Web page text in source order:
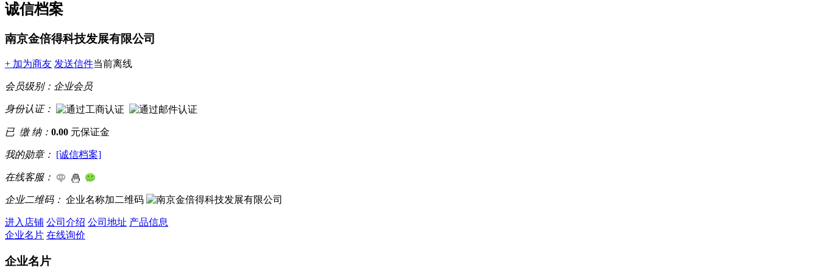
诚信档案
南京金倍得科技发展有限公司
+ 加为商友 发送信件当前离线
会员级别： 企业会员
身份认证：
已 缴 纳： 0.00 元保证金
我的勋章： [诚信档案]
在线客服：
企业二维码： 企业名称加二维码
进入店铺 公司介绍 公司地址 产品信息
企业名片 在线询价
企业名片